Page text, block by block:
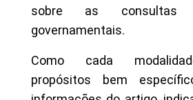
sobre as consultas
governamentais.
Como cada
propósitos bem